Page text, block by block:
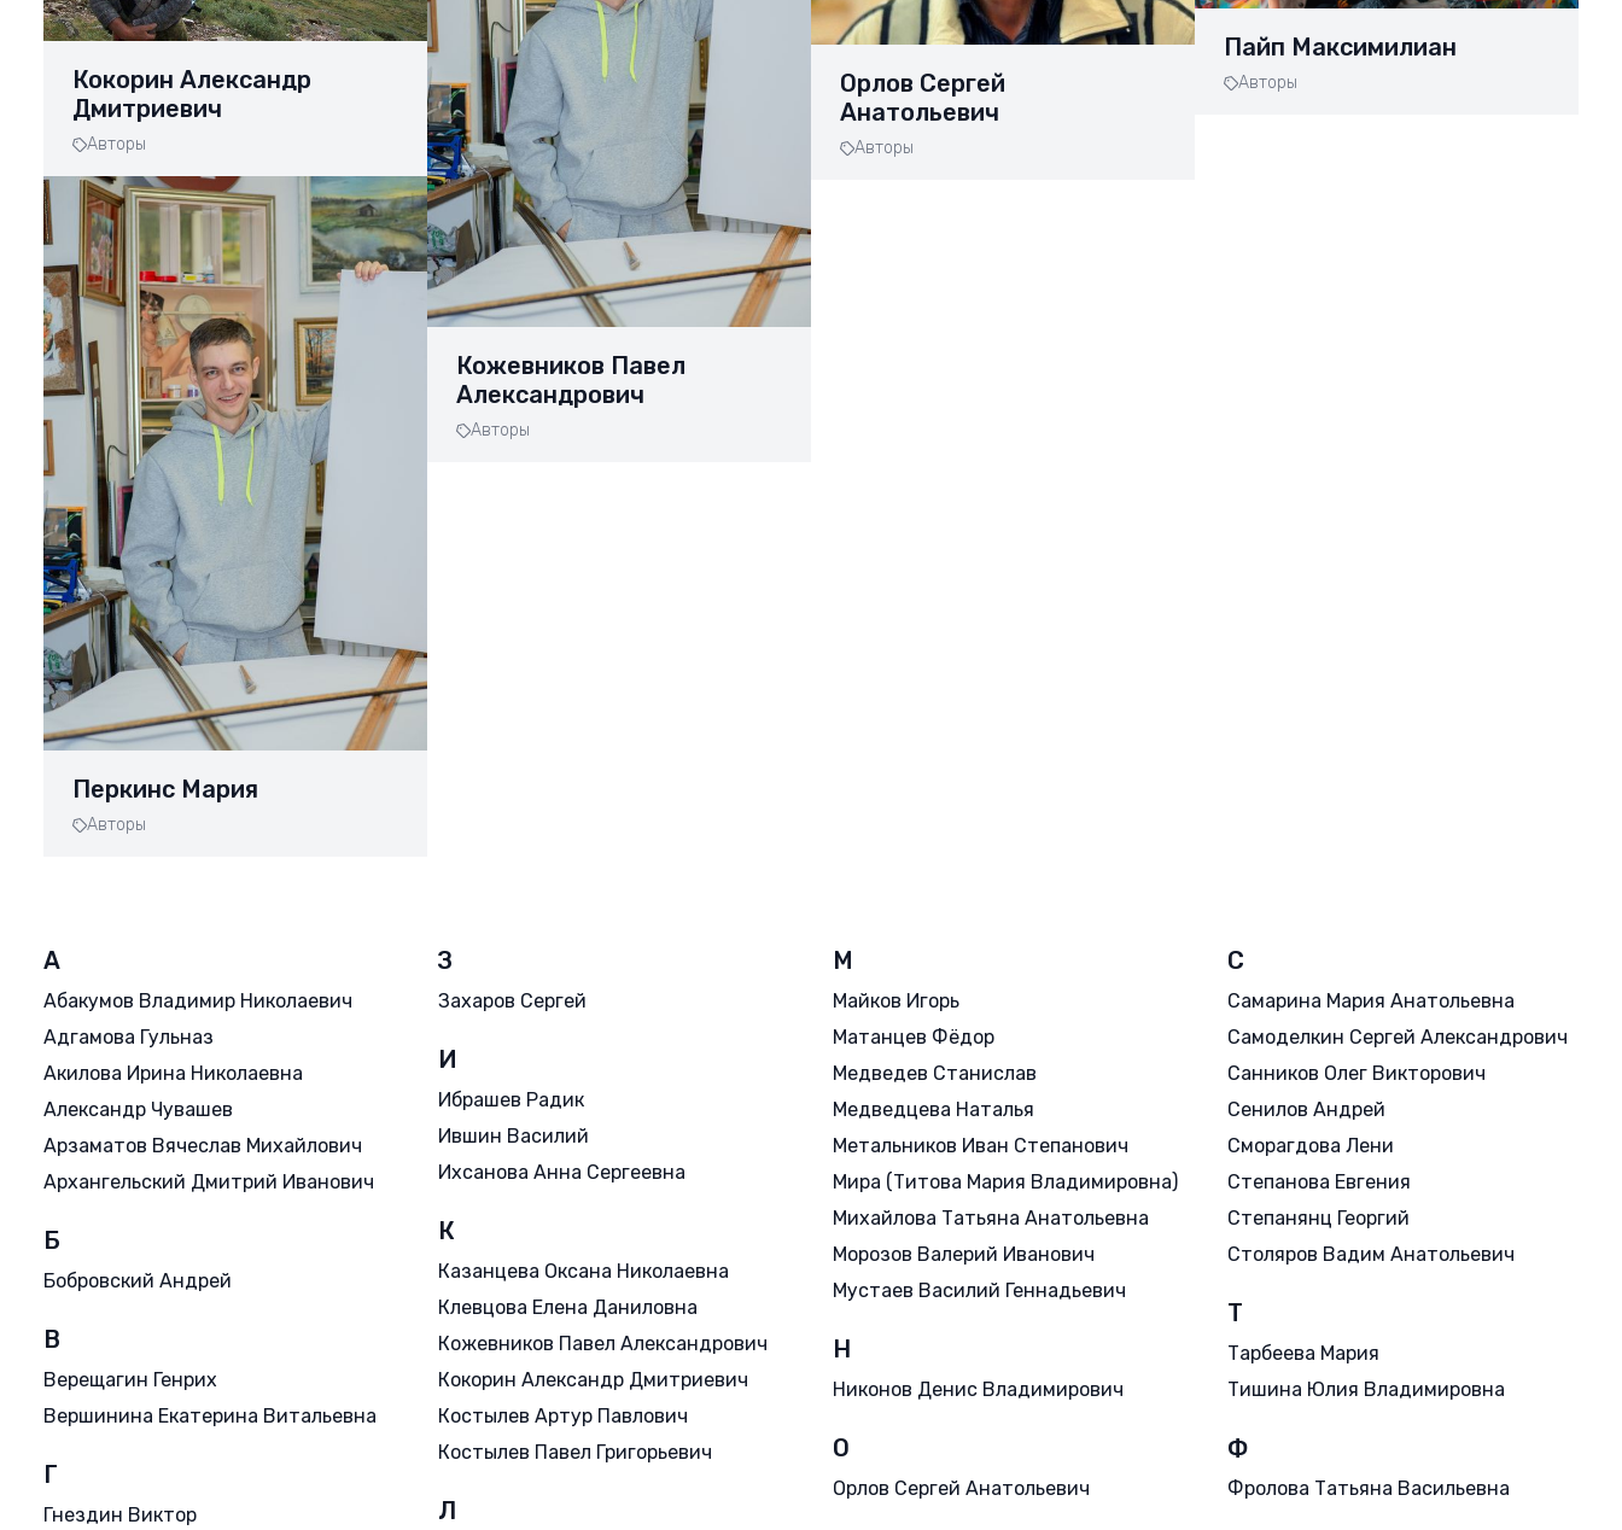
Кокорин Александр
Дмитриевич
Авторы
Перкинс Мария
Авторы
Кожевников Павел
Александрович
Авторы
Орлов Сергей
Анатольевич
Авторы
Пайп Максимилиан
Авторы
А
Абакумов Владимир Николаевич
Адгамова Гульназ
Акилова Ирина Николаевна
Александр Чувашев
Арзаматов Вячеслав Михайлович
Архангельский Дмитрий Иванович
Б
Бобровский Андрей
В
Верещагин Генрих
Вершинина Екатерина Витальевна
Г
Гнездин Виктор
З
Захаров Сергей
И
Ибрашев Радик
Ившин Василий
Ихсанова Анна Сергеевна
К
Казанцева Оксана Николаевна
Клевцова Елена Даниловна
Кожевников Павел Александрович
Кокорин Александр Дмитриевич
Костылев Артур Павлович
Костылев Павел Григорьевич
Л
М
Майков Игорь
Матанцев Фёдор
Медведев Станислав
Медведцева Наталья
Метальников Иван Степанович
Мира (Титова Мария Владимировна)
Михайлова Татьяна Анатольевна
Морозов Валерий Иванович
Мустаев Василий Геннадьевич
Н
Никонов Денис Владимирович
О
Орлов Сергей Анатольевич
С
Самарина Мария Анатольевна
Самоделкин Сергей Александрович
Санников Олег Викторович
Сенилов Андрей
Сморагдова Лени
Степанова Евгения
Степанянц Георгий
Столяров Вадим Анатольевич
Т
Тарбеева Мария
Тишина Юлия Владимировна
Ф
Фролова Татьяна Васильевна